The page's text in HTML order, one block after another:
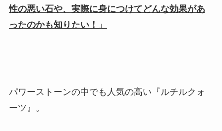
性の悪い石や、実際に身につけてどんな効果があ
ったのかも知りたい！」
パワーストーンの中でも人気の高い『ルチルクォ
ーツ』。